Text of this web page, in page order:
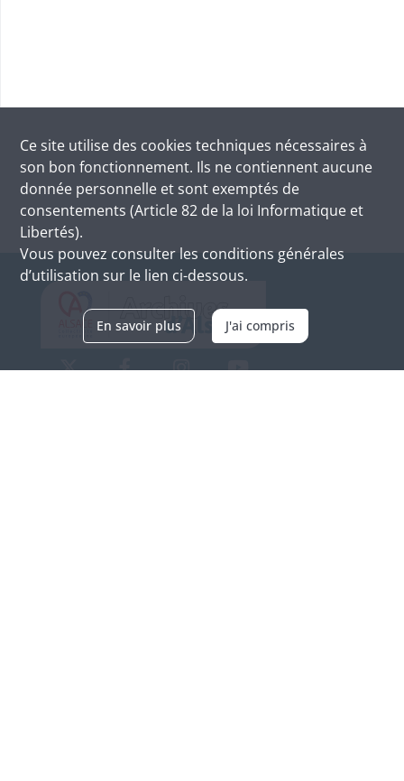
Ce site utilise des cookies techniques nécessaires à
son bon fonctionnement. Ils ne contiennent aucune
donnée personnelle et sont exemptés de
consentements (Article 82 de la loi Informatique et
Libertés).
Vous pouvez consulter les conditions générales
d’utilisation sur le lien ci-dessous.
En savoir plus J'ai compris